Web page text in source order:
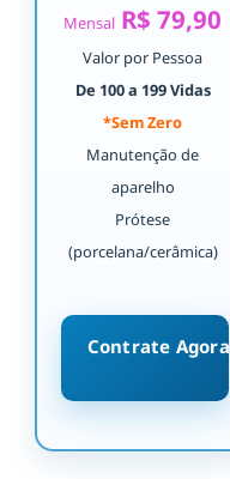
Mensal R$ 79,90
Valor por Pessoa
De 100 a 199 Vidas
*Sem Zero
Manutenção de
aparelho
Prótese
(porcelana/cerâmica)
Contrate Agora